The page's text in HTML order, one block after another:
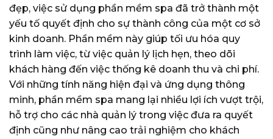
đẹp, việc sử dụng phần mềm spa đã trở thành một
yếu tố quyết định cho sự thành công của một cơ sở
kinh doanh. Phần mềm này giúp tối ưu hóa quy
trình làm việc, từ việc quản lý lịch hẹn, theo dõi
khách hàng đến việc thống kê doanh thu và chi phí.
Với những tính năng hiện đại và ứng dụng thông
minh, phần mềm spa mang lại nhiều lợi ích vượt trội,
hỗ trợ cho các nhà quản lý trong việc đưa ra quyết
định cũng như nâng cao trải nghiệm cho khách